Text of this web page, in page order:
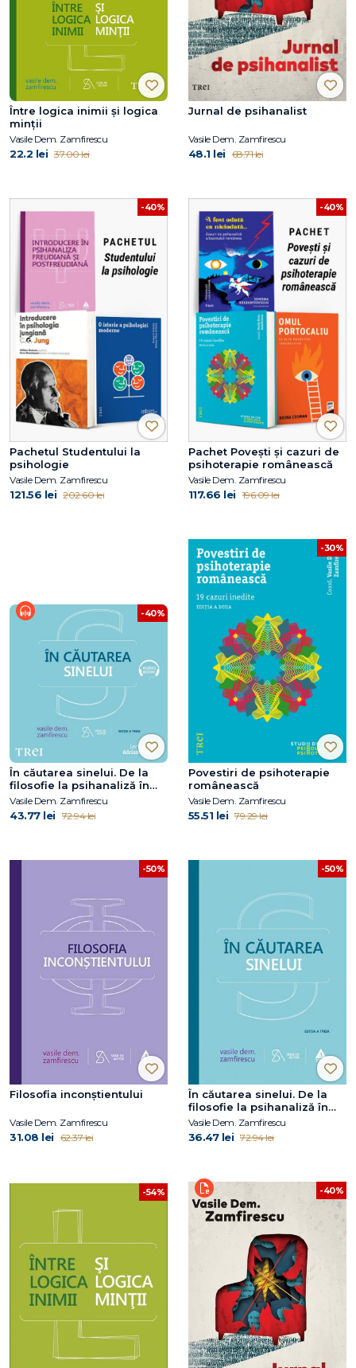
Între logica inimii şi logica
minţii
Vasile Dem. Zamfirescu
22.2 lei 37.00 lei
Jurnal de psihanalist
Vasile Dem. Zamfirescu
48.1 lei 68.71 lei
-40%
Pachetul Studentului la
psihologie
Vasile Dem. Zamfirescu
121.56 lei 202.60 lei
-40%
Pachet Povești și cazuri de
psihoterapie românească
Vasile Dem. Zamfirescu
117.66 lei 196.09 lei
-40%
În căutarea sinelui. De la
filosofie la psihanaliză în
comunism
Vasile Dem. Zamfirescu
43.77 lei 72.94 lei
-30%
Povestiri de psihoterapie
românească
Vasile Dem. Zamfirescu
55.51 lei 79.29 lei
-50%
Filosofia inconștientului
Vasile Dem. Zamfirescu
31.08 lei 62.37 lei
-50%
În căutarea sinelui. De la
filosofie la psihanaliză în
comunism
Vasile Dem. Zamfirescu
36.47 lei 72.94 lei
-54% -40%